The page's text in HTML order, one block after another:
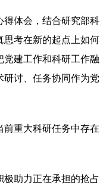
得体会，结合研究部科
思考在新的起点上如何
建工作和科研工作融
讨、任务协同作为党
重大科研任务中存在
助力正在承担的抢占